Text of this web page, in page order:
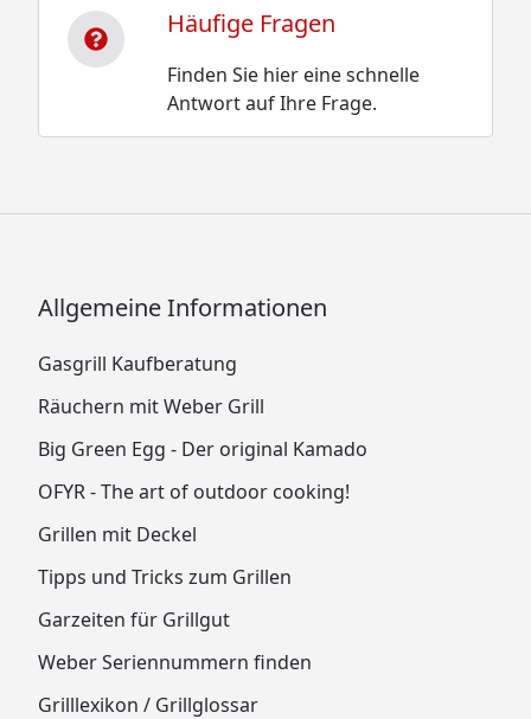
Häufige Fragen
Finden Sie hier eine schnelle
Antwort auf Ihre Frage.
Allgemeine Informationen
Gasgrill Kaufberatung
Räuchern mit Weber Grill
Big Green Egg - Der original Kamado
OFYR - The art of outdoor cooking!
Grillen mit Deckel
Tipps und Tricks zum Grillen
Garzeiten für Grillgut
Weber Seriennummern finden
Grilllexikon / Grillglossar